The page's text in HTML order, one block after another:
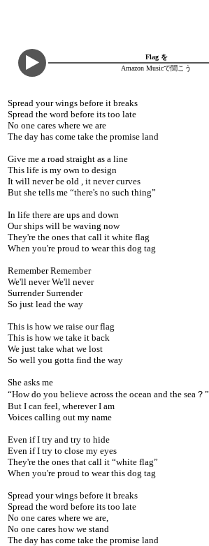
Flag を
Amazon Musicで聞こう
Spread your wings before it breaks
Spread the word before its too late
No one cares where we are
The day has come take the promise land
Give me a road straight as a line
This life is my own to design
It will never be old , it never curves
But she tells me “there's no such thing”
In life there are ups and down
Our ships will be waving now
They're the ones that call it white flag
When you're proud to wear this dog tag
Remember Remember
We'll never We'll never
Surrender Surrender
So just lead the way
This is how we raise our flag
This is how we take it back
We just take what we lost
So well you gotta find the way
She asks me
“How do you believe across the ocean and the sea？”
But I can feel, wherever I am
Voices calling out my name
Even if I try and try to hide
Even if I try to close my eyes
They're the ones that call it “white flag”
When you're proud to wear this dog tag
Spread your wings before it breaks
Spread the word before its too late
No one cares where we are,
No one cares how we stand
The day has come take the promise land